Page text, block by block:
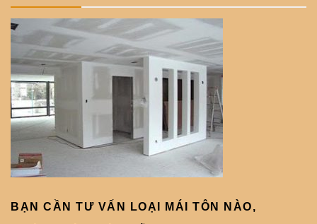
BẠN CẦN TƯ VẤN LOẠI MÁI TÔN NÀO,